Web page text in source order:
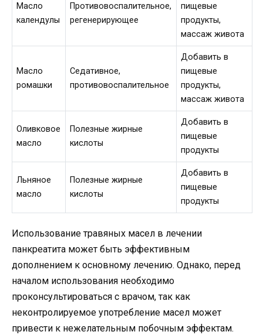
Масло
календулы
Противовоспалительное,
регенерирующее
пищевые
продукты,
массаж живота
Масло
ромашки
Седативное,
противовоспалительное
Добавить в
пищевые
продукты,
массаж живота
Оливковое
масло
Полезные жирные
кислоты
Добавить в
пищевые
продукты
Льняное
масло
Полезные жирные
кислоты
Добавить в
пищевые
продукты
Использование травяных масел в лечении
панкреатита может быть эффективным
дополнением к основному лечению. Однако, перед
началом использования необходимо
проконсультироваться с врачом, так как
неконтролируемое употребление масел может
привести к нежелательным побочным эффектам.